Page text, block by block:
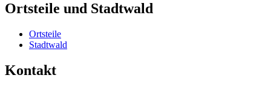
Ortsteile und Stadtwald
Ortsteile
Stadtwald
Kontakt